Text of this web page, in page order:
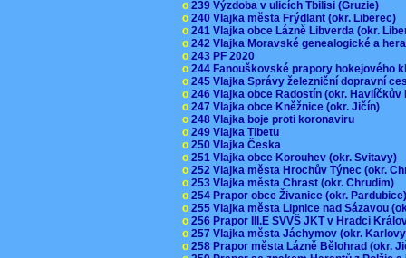
o 239 Výzdoba v ulicích Tbilisi (Gruzie)
o 240 Vlajka města Frýdlant (okr. Liberec)
o 241 Vlajka obce Lázně Libverda (okr.
o 242 Vlajka Moravské genealogické a
o 243 PF 2020
o 244 Fanouškovské prapory hokejového
o 245 Vlajka Správy železniční dopravní
o 246 Vlajka obce Radostín (okr.
o 247 Vlajka obce Kněžnice (okr. Jičín)
o 248 Vlajka boje proti koronaviru
o 249 Vlajka Tibetu
o 250 Vlajka Česka
o 251 Vlajka obce Korouhev (okr. Svitavy)
o 252 Vlajka města Hrochův Týnec (okr.
o 253 Vlajka města Chrast (okr. Chrudim)
o 254 Prapor obce Živanice (okr.
o 255 Vlajka města Lipnice nad Sázavou
o 256 Prapor III.E SVVŠ JKT v Hradci
o 257 Vlajka města Jáchymov (okr.
o 258 Prapor města Lázně Bělohrad (okr.